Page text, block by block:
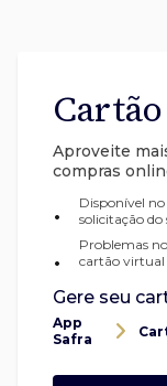
Aproveite
compras
•
Disponível
solicitação do
•
Problemas
cartão virtual
Gere seu
App
Safra